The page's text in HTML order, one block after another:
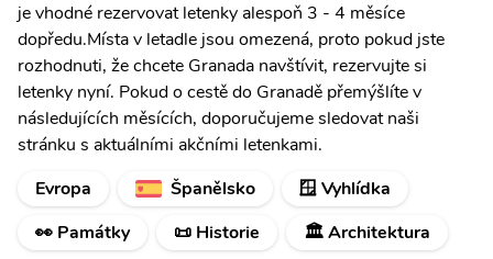
je vhodné rezervovat letenky alespoň 3 - 4 měsíce
dopředu.Místa v letadle jsou omezená, proto pokud jste
rozhodnuti, že chcete Granada navštívit, rezervujte si
letenky nyní. Pokud o cestě do Granadě přemýšlíte v
následujících měsících, doporučujeme sledovat naši
stránku s aktuálními akčními letenkami.
Evropa
Španělsko
🪟 Vyhlídka
👀 Památky
📜 Historie 🏛️ Architektura